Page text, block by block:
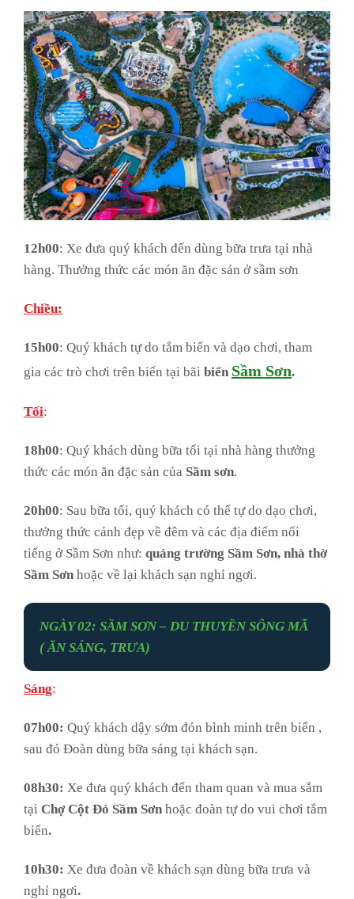
12h00: Xe đưa quý khách đến dùng bữa trưa tại nhà
hàng. Thưởng thức các món ăn đặc sản ở sầm sơn
Chiều:
15h00: Quý khách tự do tắm biển và dạo chơi, tham
gia các trò chơi trên biển tại bãi biển Sầm Sơn.
Tối:
18h00: Quý khách dùng bữa tối tại nhà hàng thưởng
thức các món ăn đặc sản của Sầm sơn.
20h00: Sau bữa tối, quý khách có thể tự do dạo chơi,
thưởng thức cảnh đẹp về đêm và các địa điểm nổi
tiếng ở Sầm Sơn như: quảng trường Sầm Sơn, nhà thờ
Sầm Sơn hoặc về lại khách sạn nghỉ ngơi.
NGÀY 02: SẦM SƠN – DU THUYỀN SÔNG MÃ
( ĂN SÁNG, TRƯA)
Sáng:
07h00: Quý khách dậy sớm đón bình minh trên biển ,
sau đó Đoàn dùng bữa sáng tại khách sạn.
08h30: Xe đưa quý khách đến tham quan và mua sắm
tại Chợ Cột Đỏ Sầm Sơn hoặc đoàn tự do vui chơi tắm
biển.
10h30: Xe đưa đoàn về khách sạn dùng bữa trưa và
nghỉ ngơi.